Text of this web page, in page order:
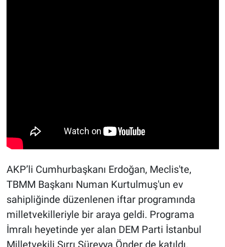
AKP’li Cumhurbaşkanı Erdoğan, Meclis'te,
TBMM Başkanı Numan Kurtulmuş'un ev
sahipliğinde düzenlenen iftar programında
milletvekilleriyle bir araya geldi. Programa
İmralı heyetinde yer alan DEM Parti İstanbul
Milletvekili Sırrı Süreyya Önder de katıldı.
Koronavirüs
Kültür Sanat
Ne demişti
Nedir
Popüler